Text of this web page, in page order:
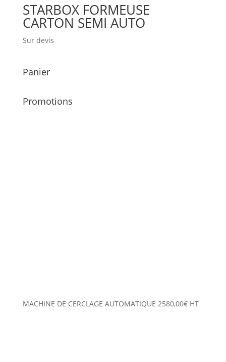
STARBOX FORMEUSE
CARTON SEMI AUTO
Sur devis
Panier
Promotions
MACHINE DE CERCLAGE AUTOMATIQUE 2580,00€ HT